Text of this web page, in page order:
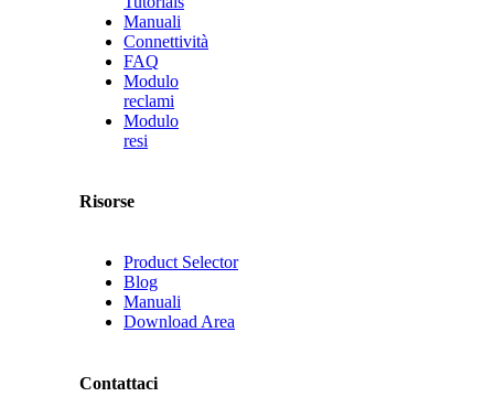
Manuali
Connettività
FAQ
Modulo
reclami
Modulo
resi
Risorse
Product Selector
Blog
Manuali
Download Area
Contattaci